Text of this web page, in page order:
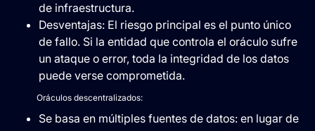
de infraestructura.
Desventajas: El riesgo principal es el punto único
de fallo. Si la entidad que controla el oráculo sufre
un ataque o error, toda la integridad de los datos
puede verse comprometida.
Oráculos descentralizados:
Se basa en múltiples fuentes de datos: en lugar de